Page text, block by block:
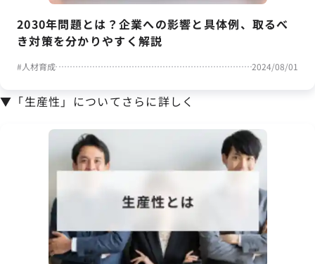
2030年問題とは？企業への影響と具体例、取るべ
き対策を分かりやすく解説
#人材育成 2024/08/01
▼「生産性」についてさらに詳しく